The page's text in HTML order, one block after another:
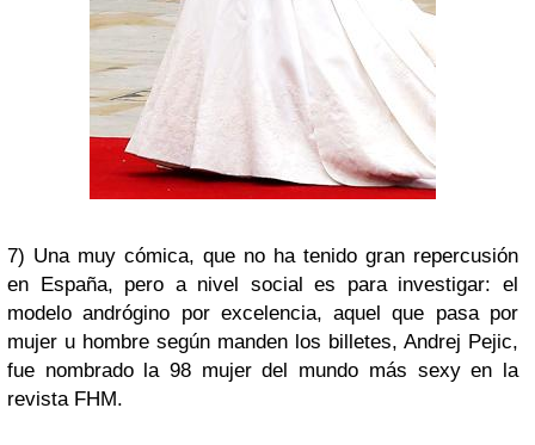
7) Una muy cómica, que no ha tenido gran repercusión
en España, pero a nivel social es para investigar: el
modelo andrógino por excelencia, aquel que pasa por
mujer u hombre según manden los billetes, Andrej Pejic,
fue nombrado la 98 mujer del mundo más sexy en la
revista FHM.